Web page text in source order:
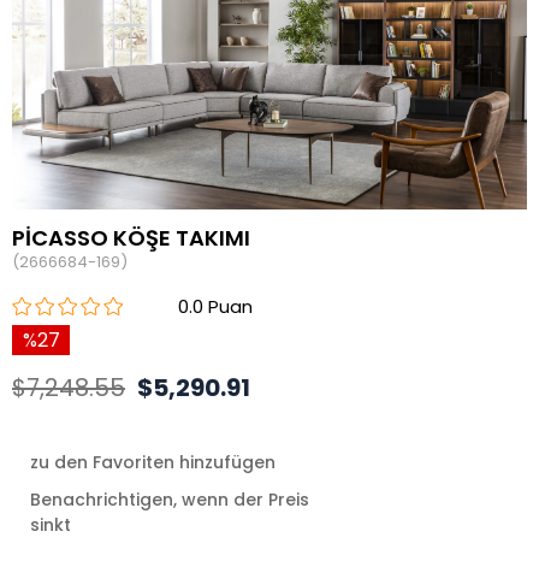
PİCASSO KÖŞE TAKIMI
(2666684-169)
0.0
27
$7,248.55 $5,290.91
zu den Favoriten hinzufügen
Benachrichtigen, wenn der Preis
sinkt